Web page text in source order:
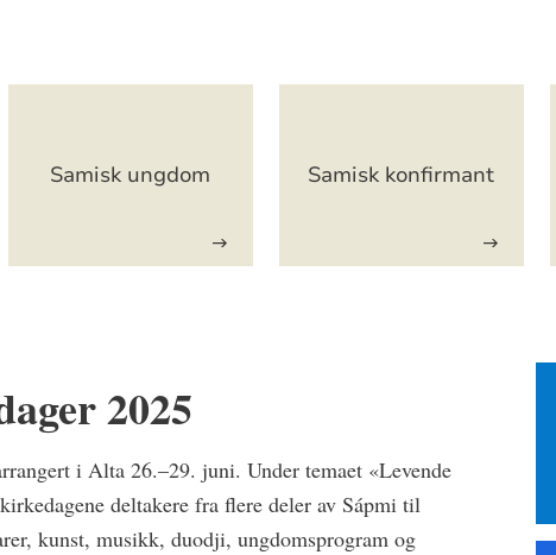
Samisk ungdom Samisk konfirmant
2025
i Alta 26.–29. juni. Under temaet «Levende
deltakere fra flere deler av Sápmi til
kunst, musikk, duodji, ungdomsprogram og